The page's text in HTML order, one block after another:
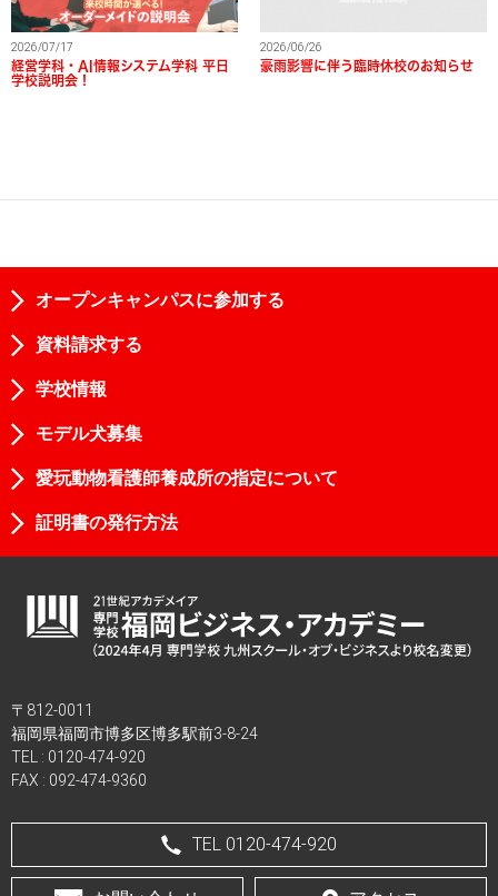
2026/07/17
経営学科・AI情報システム学科 平日
学校説明会！
2026/06/26
豪雨影響に伴う臨時休校のお知らせ
オープンキャンパスに参加する
資料請求する
学校情報
モデル犬募集
愛玩動物看護師養成所の指定について
証明書の発行方法
〒812-0011
福岡県福岡市博多区博多駅前3-8-24
TEL : 0120-474-920
FAX : 092-474-9360
TEL 0120-474-920